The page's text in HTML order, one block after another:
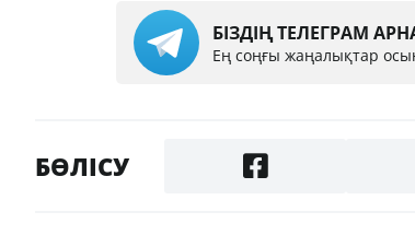
БІЗДІҢ ТЕЛЕГРАМ
Ең соңғы жаңалықтар
БӨЛІСУ